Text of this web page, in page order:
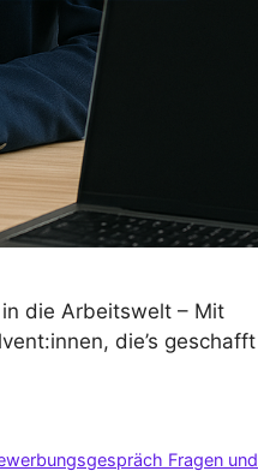
die Arbeitswelt – Mit
die’s geschafft
Fragen und